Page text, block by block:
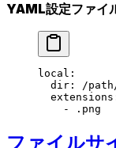
YAML設定ファイ
local :
  dir
: /
  extensions
    -
.png
ファイルサ